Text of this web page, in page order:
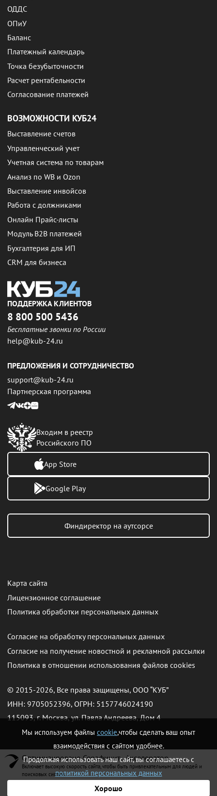
ОДДС
ОПиУ
Баланс
Платежный календарь
Точка безубыточности
Расчет рентабельности
Согласование платежей
ВОЗМОЖНОСТИ КУБ24
Выставление счетов
Управленческий учет
Учетная система по товарам
Анализ по WB и Ozon
Выставление инвойсов
Работа с должниками
Онлайн Прайс-листы
Модуль B2B платежей
Бухгалтерия для ИП
CRM для бизнеса
ПОДДЕРЖКА КЛИЕНТОВ
8 800 500 5436
Бесплатные звонки по России
help@kub-24.ru
ПРЕДЛОЖЕНИЯ И СОТРУДНИЧЕСТВО
support@kub-24.ru
Партнерская программа
Входим в реестр
Российского ПО
App Store
Google Play
Финдиректор на аутсорсе
Карта сайта
Лицензионное соглашение
Политика обработки персональных данных
Согласие на обработку персональных данных
Согласие на получение новостной и рекламной рассылки
Политика в отношении использования файлов cookies
© 2015-2026, Все права защищены, ООО “КУБ”
ИНН: 9705052396, ОГРН: 5157746024190
115093, г. Москва, ул. Павла Андреева, Дом 4
Мы используем файлы cookie,чтобы сделать ваш опыт
взаимодействия с сайтом удобнее.
Продолжая использовать наш сайт, вы соглашаетесь с
политикой персональных данных
Хорошо
Оптимизировано Серафинит - Акселератор
Включает высокую скорость сайта, чтобы быть привлекательным для людей и
поисковых систем.